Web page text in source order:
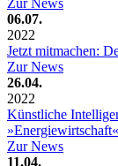
06.07.
2022
Jetzt mitmachen:
Zur News
26.04.
2022
Künstliche
Zur News
11.04.